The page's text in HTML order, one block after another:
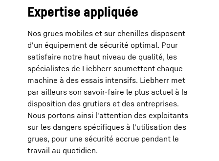
Expertise appliquée
Nos grues mobiles et sur chenilles disposent
d'un équipement de sécurité optimal. Pour
satisfaire notre haut niveau de qualité, les
spécialistes de Liebherr soumettent chaque
machine à des essais intensifs. Liebherr met
par ailleurs son savoir-faire le plus actuel à la
disposition des grutiers et des entreprises.
Nous portons ainsi l'attention des exploitants
sur les dangers spécifiques à l'utilisation des
grues, pour une sécurité accrue pendant le
travail au quotidien.